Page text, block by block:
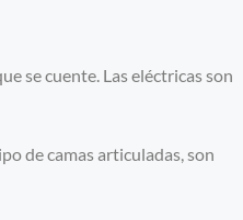
se cuente. Las eléctricas son
de camas articuladas, son